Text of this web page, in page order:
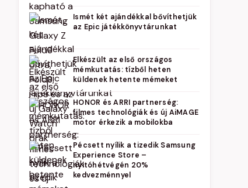
Ismét két ajándékkal bővíthetjük
az Epic játékkönyvtárunkat
Elkészült az első országos
mémkutatás: tízből heten
küldenek hetente mémeket
HONOR és ARRI partnerség:
filmes technológiák és új AiMAGE
motor érkezik a mobilokba
Pécsett nyílik a tizedik Samsung
Experience Store –
nyitóhétvégén 20%
kedvezménnyel